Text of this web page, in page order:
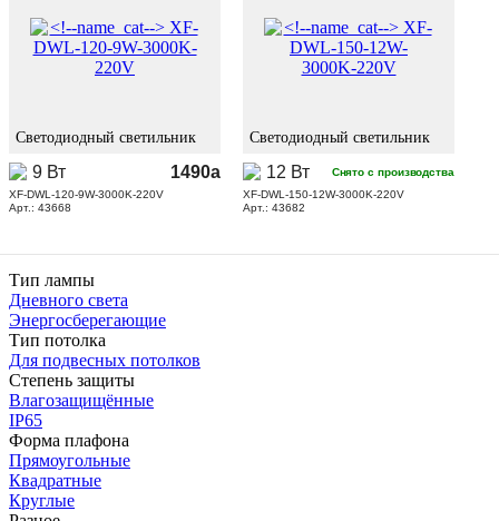
Светодиодный светильник
9 Вт 1490a
XF-DWL-120-9W-3000K-220V
Арт.: 43668
Светодиодный светильник
12 Вт
Cнято с производства
XF-DWL-150-12W-3000K-220V
Арт.: 43682
Тип лампы
Дневного света
Энергосберегающие
Тип потолка
Для подвесных потолков
Степень защиты
Влагозащищённые
IP65
Форма плафона
Прямоугольные
Квадратные
Круглые